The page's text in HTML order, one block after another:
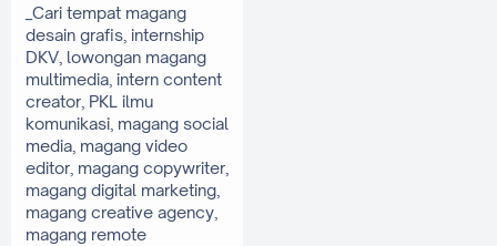
_Cari tempat magang
desain grafis, internship
DKV, lowongan magang
multimedia, intern content
creator, PKL ilmu
komunikasi, magang social
media, magang video
editor, magang copywriter,
magang digital marketing,
magang creative agency,
magang remote